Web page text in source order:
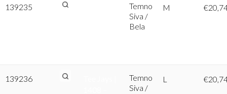
139235
Temno
Siva /
Bela
M €
139236
Temno
Siva /
L €